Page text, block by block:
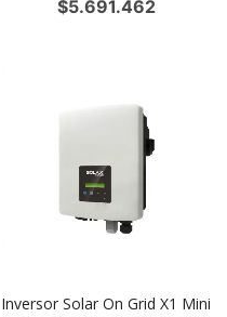
$5.691.462
Inversor Solar On Grid X1 Mini